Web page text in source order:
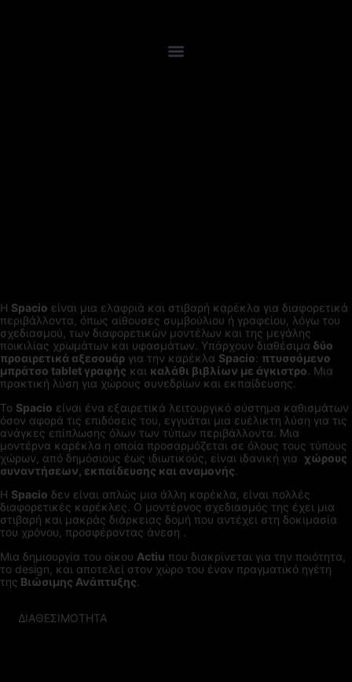
Η Spacio είναι μια ελαφριά και στιβαρή καρέκλα για διαφορετικά
περιβάλλοντα, όπως αίθουσες συμβούλιου ή γραφείου, λόγω του
σχεδιασμού, των διαφορετικών μοντέλων και της μεγάλης
ποικιλίας χρωμάτων και υφασμάτων. Υπάρχουν διαθέσιμα δύο
προαιρετικά αξεσουάρ για την καρέκλα Spacio: πτυσσόμενο
μπράτσο tablet γραφής και καλάθι βιβλίων με άγκιστρο. Μια
πρακτική λύση για χώρους συνεδρίων και εκπαίδευσης.
Το Spacio είναι ένα εξαιρετικά λειτουργικό σύστημα καθισμάτων
όσον αφορά τις επιδόσεις του, εγγυάται μια ευέλικτη λύση για τις
ανάγκες επίπλωσης όλων των τύπων περιβάλλοντα. Μια
μοντέρνα καρέκλα η οποία προσαρμόζεται σε όλους τους τύπους
χώρων, από δημόσιους έως ιδιωτικούς, είναι ιδανική για χώρους
συναντήσεων, εκπαίδευσης και αναμονής.
Η Spacio δεν είναι απλώς μια άλλη καρέκλα, είναι πολλές
διαφορετικές καρέκλες. Ο μοντέρνος σχεδιασμός της έχει μια
στιβαρή και μακράς διάρκειας δομή που αντέχει στη δοκιμασία
του χρόνου, προσφέροντας άνεση .
Μια δημιουργία του οίκου Actiu που διακρίνεται για την ποιότητα,
το design, και αποτελεί στον χώρο του έναν πραγματικό ηγέτη
της Βιώσιμης Ανάπτυξης.
ΔΙΑΘΕΣΙΜΟΤΗΤΑ